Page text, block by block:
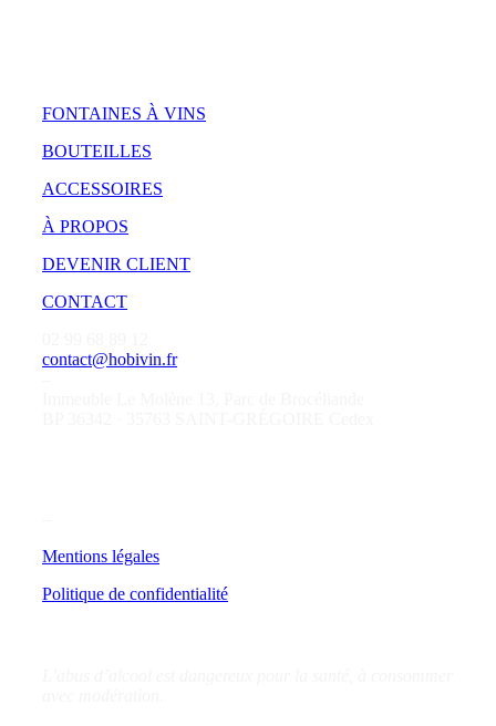
FONTAINES À VINS
BOUTEILLES
ACCESSOIRES
À PROPOS
DEVENIR CLIENT
CONTACT
contact@hobivin.fr
Mentions légales
Politique de confidentialité